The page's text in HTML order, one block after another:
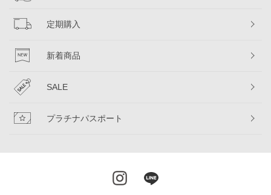
定期購入
新着商品
SALE
プラチナパスポート